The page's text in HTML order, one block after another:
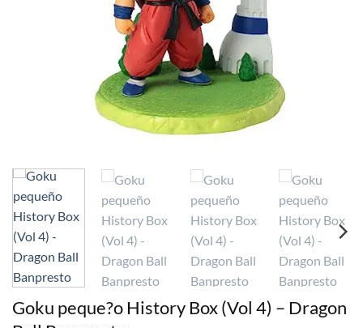
Goku peque?o History Box (Vol 4) – Dragon